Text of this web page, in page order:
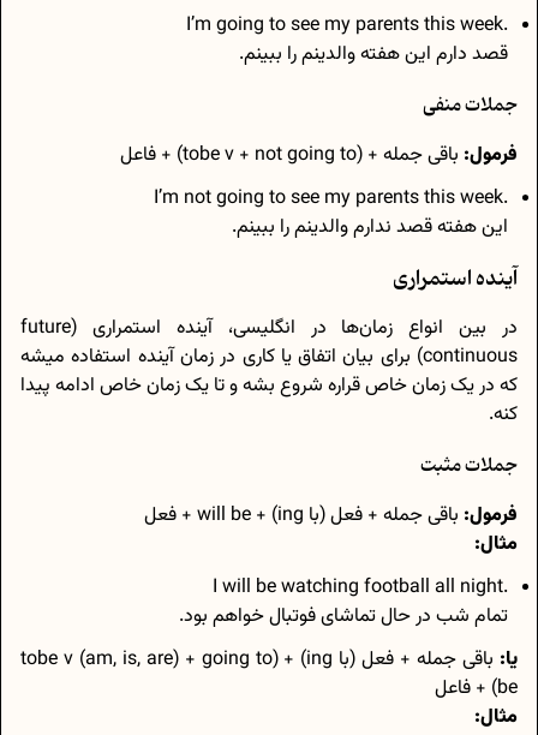
.I’m going to see my parents this week
قصد دارم این هفته والدینم را ببینم.
جملات منفی
فرمول: باقی جمله + (tobe v + not going to) + فاعل
.I’m not going to see my parents this week
این هفته قصد ندارم والدینم را ببینم.
آینده استمراری
در بین انواع زمان‌ها در انگلیسی، آینده استمراری (future
continuous) برای بیان اتفاق یا کاری در زمان آینده استفاده میشه
که در یک زمان خاص قراره شروع بشه و تا یک زمان خاص ادامه پیدا
کنه.
جملات مثبت
فرمول: باقی جمله + فعل (با ing) + will be + فعل
مثال:
.I will be watching football all night
تمام شب در حال تماشای فوتبال خواهم بود.
یا:
باقی جمله + فعل (با ing) + (tobe v (am, is, are) + going to
be) + فاعل
مثال: